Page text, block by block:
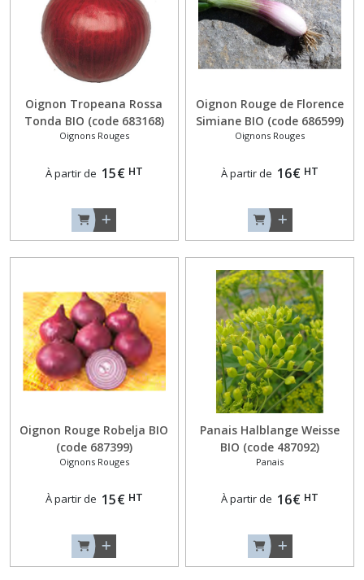
Oignon Tropeana Rossa
Tonda BIO (code 683168)
Oignons Rouges
À partir de 15€ HT
Oignon Rouge de Florence
Simiane BIO (code 686599)
Oignons Rouges
À partir de 16€ HT
Oignon Rouge Robelja BIO
(code 687399)
Oignons Rouges
À partir de 15€ HT
Panais Halblange Weisse
BIO (code 487092)
Panais
À partir de 16€ HT